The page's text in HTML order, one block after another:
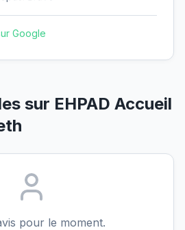
Google
sur EHPAD Accueil
pour le moment.